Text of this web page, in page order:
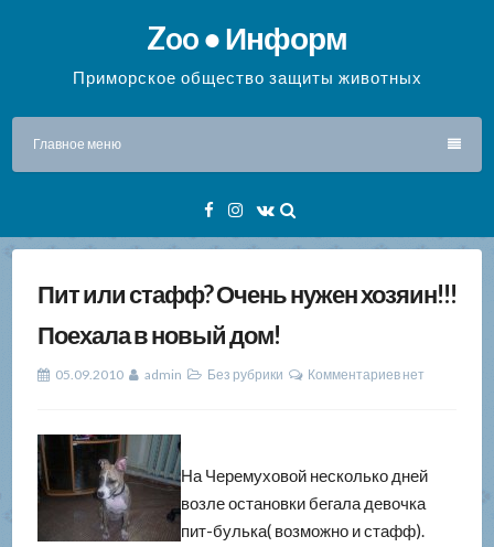
содержимому
Zoo ● Информ
Приморское общество защиты животных
Главное меню
Facebook
Instagram
VK
Пит или стафф? Очень нужен хозяин!!!
Поехала в новый дом!
05.09.2010 admin Без рубрики Комментариев нет
На Черемуховой несколько дней
возле остановки бегала девочка
пит-булька( возможно и стафф).